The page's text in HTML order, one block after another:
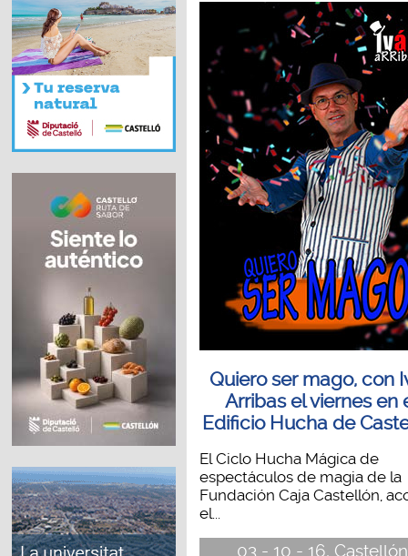
Quiero ser mago, con
Arribas el viernes en
Edificio Hucha de
El Ciclo Hucha Mágica de
espectáculos de magia de la
Fundación Caja Castellón,
el...
03 - 10 - 16, Castellón